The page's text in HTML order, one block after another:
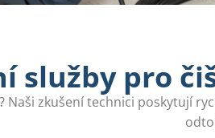
služby pro
zkušení technici poskytují